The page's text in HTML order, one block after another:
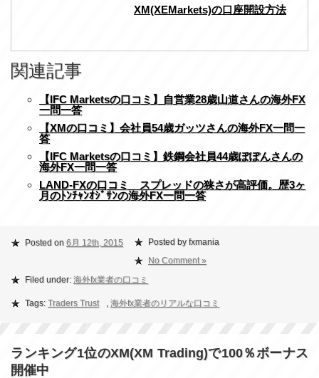
XM(XEMarkets)の口座開設方法
関連記事
【IFC Marketsの口コミ】自営業28歳山道さんの海外FX
一問一答
【XMの口コミ】会社員54歳ガッツさんの海外FX一問一
答
【IFC Marketsの口コミ】鉄鋼会社員44歳ぽぽんさんの
海外FX一問一答
LAND-FXの口コミ スプレッドの狭さが高評価。歴3ヶ
月のﾄﾝﾁｬﾝｵｼﾞｻﾝの海外FX一問一答
Posted on 6月 12th, 2015
Posted by fxmania
No Comment »
Filed under: 海外fx業者の口コミ
Tags: Traders Trust 海外fx業者のリアルな口コミ
ランキング1位のXM(XM Trading)で100％ボーナス
開催中